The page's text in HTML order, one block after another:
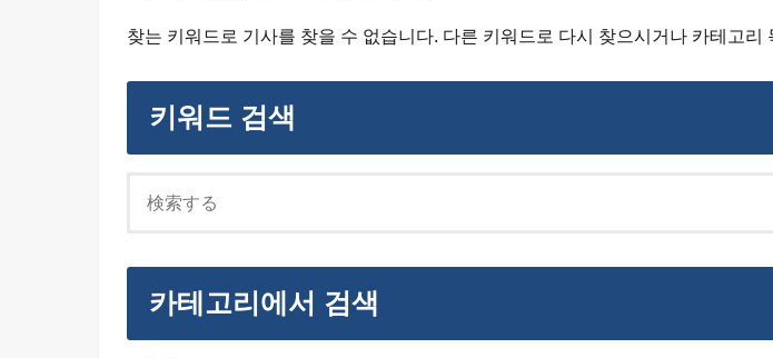
찾는 키워드로 기사를 찾을 수 없습니다. 다른 키워드로 다시 찾으시거나 카테고리
키워드 검색
카테고리에서 검색